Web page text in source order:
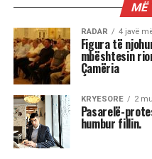
MË
RADAR 4 javë
Figura të
mbështesin
Çamëria
KRYESORE 2
Pasarelë-
humbur fillin.